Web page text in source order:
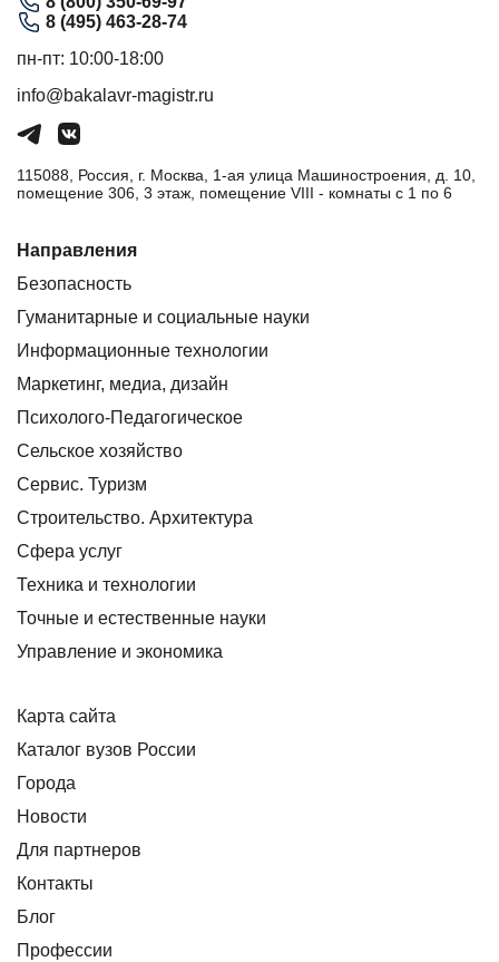
8 (495) 463-28-74
пн-пт: 10:00-18:00
info@bakalavr-magistr.ru
115088, Россия, г. Москва, 1-ая улица Машиностроения, д. 10,
помещение 306, 3 этаж, помещение VIII - комнаты с 1 по 6
Направления
Безопасность
Гуманитарные и социальные науки
Информационные технологии
Маркетинг, медиа, дизайн
Психолого-Педагогическое
Сельское хозяйство
Сервис. Туризм
Строительство. Архитектура
Сфера услуг
Техника и технологии
Точные и естественные науки
Управление и экономика
Карта сайта
Каталог вузов России
Города
Новости
Для партнеров
Контакты
Блог
Профессии